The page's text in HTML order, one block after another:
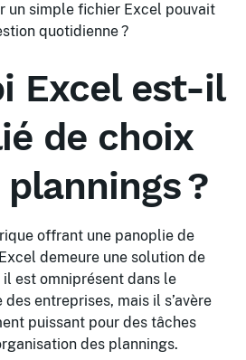
un simple fichier Excel pouvait
quotidienne ?
Excel est-il
de choix
?
offrant une panoplie de
demeure une solution de
est omniprésent dans le
entreprises, mais il s’avère
puissant pour des tâches
des plannings.